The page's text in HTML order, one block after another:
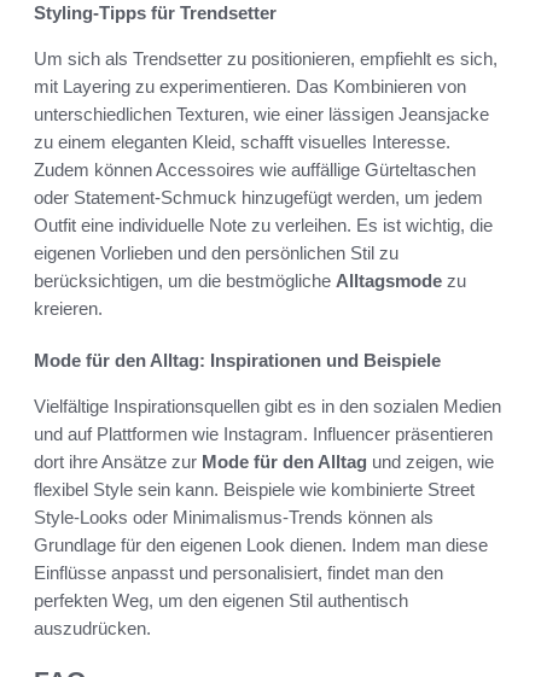
Styling-Tipps für Trendsetter
Um sich als Trendsetter zu positionieren, empfiehlt es sich,
mit Layering zu experimentieren. Das Kombinieren von
unterschiedlichen Texturen, wie einer lässigen Jeansjacke
zu einem eleganten Kleid, schafft visuelles Interesse.
Zudem können Accessoires wie auffällige Gürteltaschen
oder Statement-Schmuck hinzugefügt werden, um jedem
Outfit eine individuelle Note zu verleihen. Es ist wichtig, die
eigenen Vorlieben und den persönlichen Stil zu
berücksichtigen, um die bestmögliche Alltagsmode zu
kreieren.
Mode für den Alltag: Inspirationen und Beispiele
Vielfältige Inspirationsquellen gibt es in den sozialen Medien
und auf Plattformen wie Instagram. Influencer präsentieren
dort ihre Ansätze zur Mode für den Alltag und zeigen, wie
flexibel Style sein kann. Beispiele wie kombinierte Street
Style-Looks oder Minimalismus-Trends können als
Grundlage für den eigenen Look dienen. Indem man diese
Einflüsse anpasst und personalisiert, findet man den
perfekten Weg, um den eigenen Stil authentisch
auszudrücken.